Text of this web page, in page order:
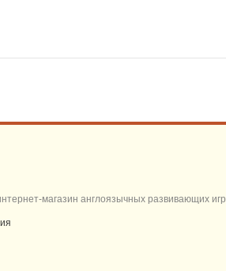
магазин англоязычных развивающих игр